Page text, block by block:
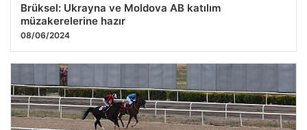
Brüksel: Ukrayna ve Moldova AB katılım
müzakerelerine hazır
08/06/2024